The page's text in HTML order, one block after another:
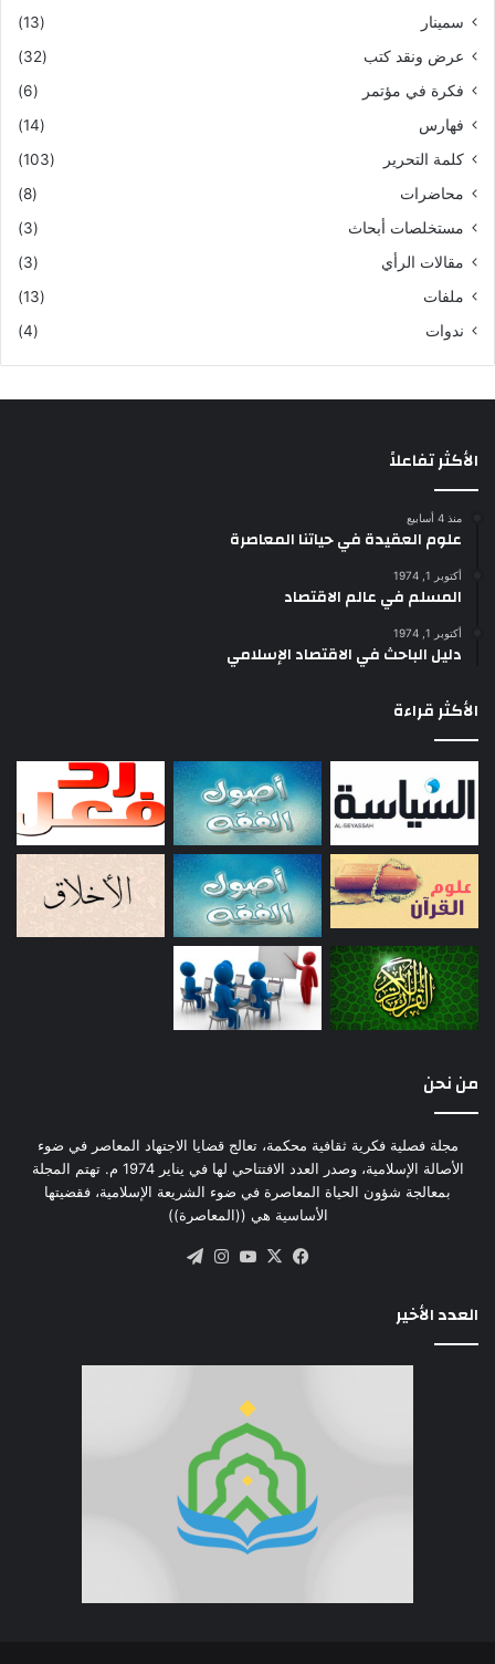
سمينار
(13)
عرض ونقد كتب
(32)
فكرة في مؤتمر
(6)
فهارس
(14)
كلمة التحرير
(103)
محاضرات
(8)
مستخلصات أبحاث
(3)
مقالات الرأي
(3)
ملفات
(13)
ندوات
(4)
الأكثر تفاعلاً
منذ 4 أسابيع
علوم العقيدة في حياتنا المعاصرة
أكتوبر 1, 1974
المسلم في عالم الاقتصاد
أكتوبر 1, 1974
دليل الباحث في الاقتصاد الإسلامي
الأكثر قراءة
من نحن
مجلة فصلية فكرية ثقافية محكمة، تعالج قضايا الاجتهاد المعاصر في ضوء
الأصالة الإسلامية، وصدر العدد الافتتاحي لها في يناير 1974 م. تهتم المجلة
بمعالجة شؤون الحياة المعاصرة في ضوء الشريعة الإسلامية، فقضيتها
الأساسية هي ((المعاصرة))
فيسبوك
‫X
‫YouTube
انستقرام
العدد الأخير